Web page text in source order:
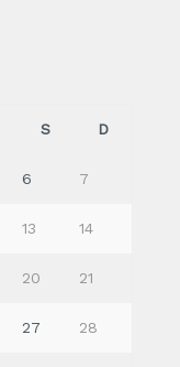
S D
6 7
13 14
20 21
27 28